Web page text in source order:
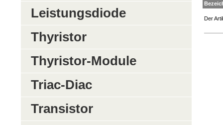
Leistungsdiode
Thyristor
Thyristor-Module
Triac-Diac
Transistor
Der